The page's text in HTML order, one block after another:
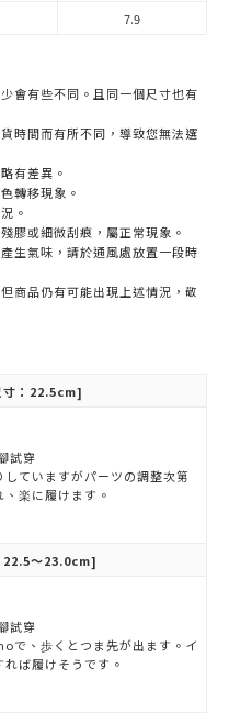
7.9
會有些不同。且同一個尺寸也有
時間而有所不同，導致您無法選
有差異。
轉移現象。
。
膠或細微刮痕，屬正常現象。
生氣味，請於通風處放置一段時
商品仍有可能出現上述情況，敬
寸：22.5cm]
試穿
ていますがパーツの調整次第
楽に履けます。
22.5～23.0cm]
試穿
で、歩くとつま先が出ます。イ
ば履けそうです。